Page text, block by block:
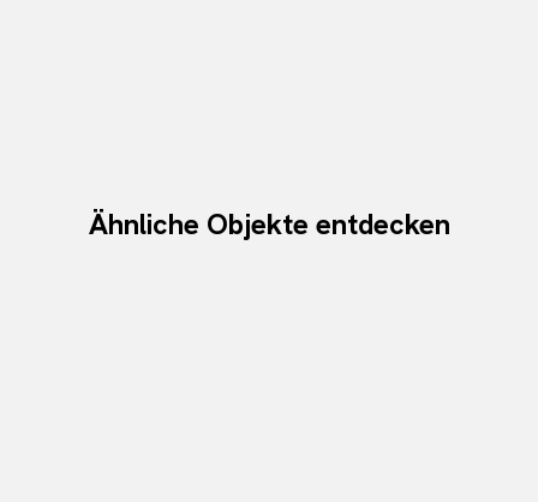
Ähnliche Objekte entdecken